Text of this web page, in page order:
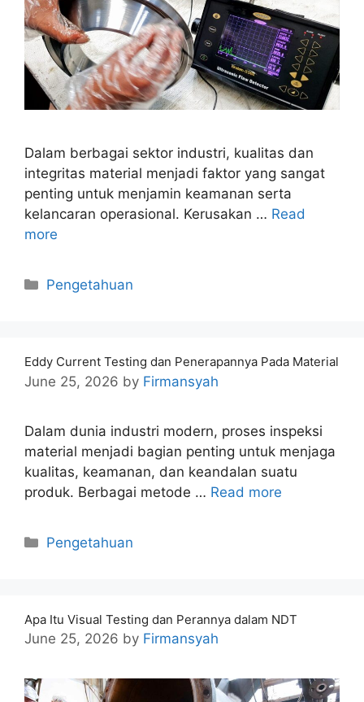
Dalam berbagai sektor industri, kualitas dan
integritas material menjadi faktor yang sangat
penting untuk menjamin keamanan serta
kelancaran operasional. Kerusakan … Read
more
Categories
Pengetahuan
Eddy Current Testing dan Penerapannya Pada Material
June 25, 2026 by Firmansyah
Dalam dunia industri modern, proses inspeksi
material menjadi bagian penting untuk menjaga
kualitas, keamanan, dan keandalan suatu
produk. Berbagai metode … Read more
Categories
Pengetahuan
Apa Itu Visual Testing dan Perannya dalam NDT
June 25, 2026 by Firmansyah